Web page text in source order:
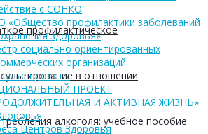
профилактическое
в отношении
алкоголя: учебное пособие
с СОНКО
«Общество профилактики заболеваний
здоровья»
социально ориентированных
организаций
проекты
ПРОЕКТ
И АКТИВНАЯ ЖИЗНЬ»
Центров Здоровья